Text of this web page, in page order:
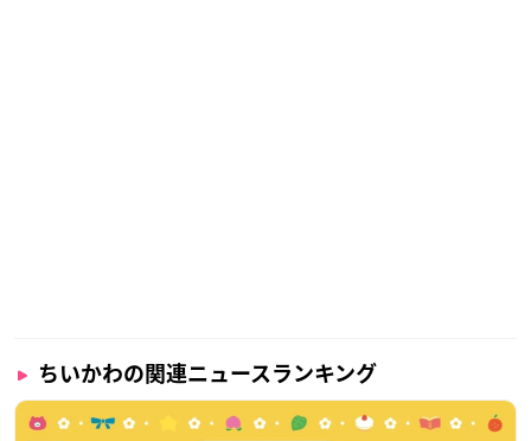
ちいかわの関連ニュースランキング